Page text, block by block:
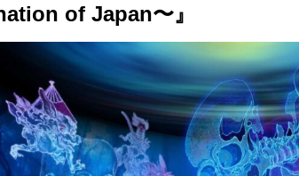
of Japan〜』